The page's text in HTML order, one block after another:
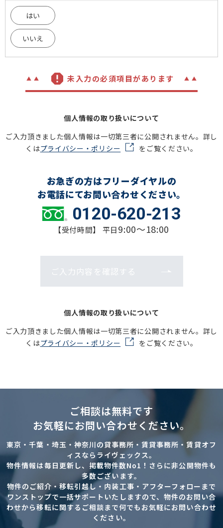
はい
いいえ
未入力の必須項目があります
個人情報の取り扱いについて
ご入力頂きました個人情報は一切第三者に公開されません。詳し
くはプライバシー・ポリシー をご覧ください。
お急ぎの方はフリーダイヤルの
お電話にてお問い合わせください。
0120-620-213
【受付時間】 平日9:00～18:00
ご入力内容を確認する
個人情報の取り扱いについて
ご入力頂きました個人情報は一切第三者に公開されません。詳し
くはプライバシー・ポリシー をご覧ください。
ご相談は無料です
お気軽にお問い合わせください。
東京・千葉・埼玉・神奈川の貸事務所・賃貸事務所・賃貸オフ
ィスならライヴェックス。
物件情報は毎日更新し、掲載物件数No1！さらに非公開物件も
多数ございます。
物件のご紹介・移転引越し・内装工事・アフターフォローまで
ワンストップで一括サポートいたしますので、物件のお問い合
わせから移転に関するご相談まで何でもお気軽にお問い合わせ
ください。